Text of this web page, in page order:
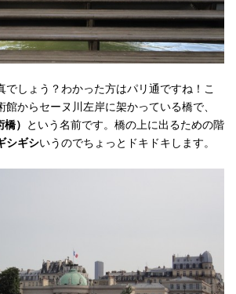
でしょう？わかった方はパリ通ですね！こ
館からセーヌ川左岸に架かっている橋で、
）
という名前です。橋の上に出るための階
シギシいうのでちょっとドキドキします。